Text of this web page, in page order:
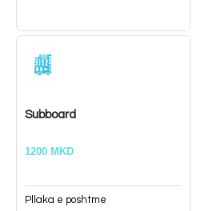
Subboard
1200 MKD
Pllaka e poshtme